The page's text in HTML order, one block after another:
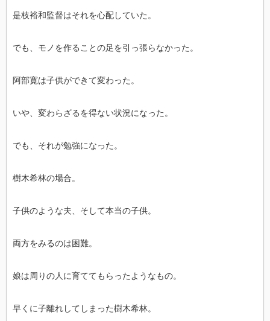
是枝裕和監督はそれを心配していた。
でも、モノを作ることの足を引っ張らなかった。
阿部寛は子供ができて変わった。
いや、変わらざるを得ない状況になった。
でも、それが勉強になった。
樹木希林の場合。
子供のような夫、そして本当の子供。
両方をみるのは困難。
娘は周りの人に育ててもらったようなもの。
早くに子離れしてしまった樹木希林。